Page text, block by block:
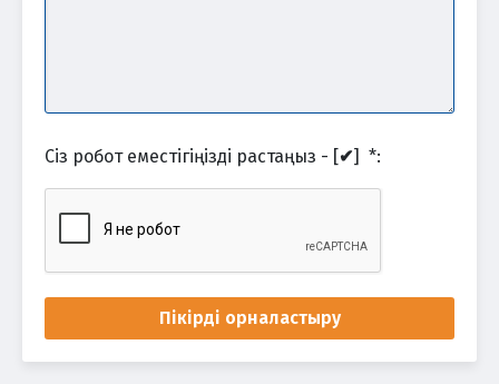
Сіз робот еместігіңізді растаңыз - [✔] *:
Пікірді орналастыру